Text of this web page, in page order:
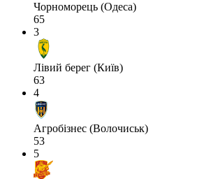
Чорноморець (Одеса)
65
3
Лівий берег (Київ)
63
4
Агробізнес (Волочиськ)
53
5